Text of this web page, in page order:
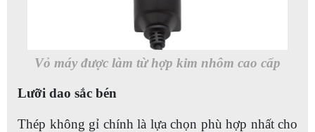
Vỏ máy được làm từ hợp kim nhôm cao cấp
Lưỡi dao sắc bén
Thép không gỉ chính là lựa chọn phù hợp nhất cho